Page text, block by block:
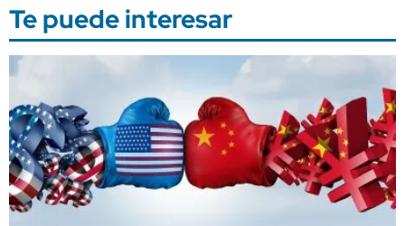
Te puede interesar